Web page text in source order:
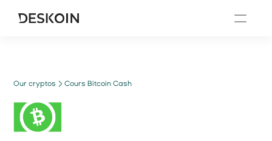
Our cryptos Cours Bitcoin Cash